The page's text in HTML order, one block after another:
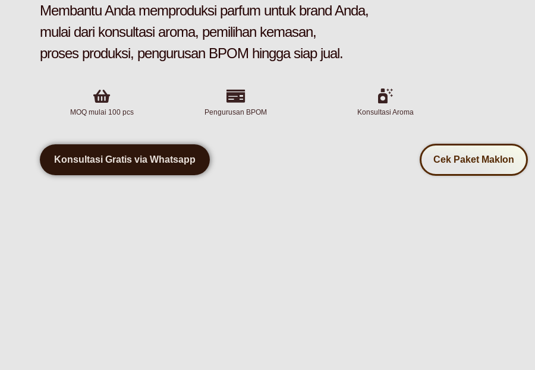
Membantu Anda memproduksi parfum untuk brand Anda,
mulai dari konsultasi aroma, pemilihan kemasan,
proses produksi, pengurusan BPOM hingga siap jual.
MOQ mulai 100 pcs Pengurusan BPOM Konsultasi Aroma
Konsultasi Gratis via Whatsapp Cek Paket Maklon